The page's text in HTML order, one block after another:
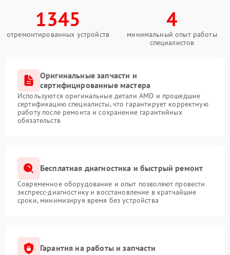
1345
отремонтированных устройств
4
минимальный опыт работы
специалистов
Оригинальные запчасти и
сертифицированные мастера
Используются оригинальные детали AMD и прошедшие
сертификацию специалисты, что гарантирует корректную
работу после ремонта и сохранение гарантийных
обязательств
Бесплатная диагностика и быстрый ремонт
Современное оборудование и опыт позволяют провести
экспресс-диагностику и восстановление в кратчайшие
сроки, минимизируя время без устройства
Гарантия на работы и запчасти